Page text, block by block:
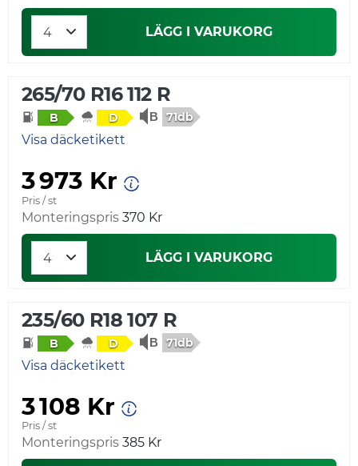
LÄGG I VARUKORG
265/70 R16 112 R
B D 71db
Visa däcketikett
3 973 Kr
Pris / st
Monteringspris 370 Kr
LÄGG I VARUKORG
235/60 R18 107 R
B D 71db
Visa däcketikett
3 108 Kr
Pris / st
Monteringspris 385 Kr